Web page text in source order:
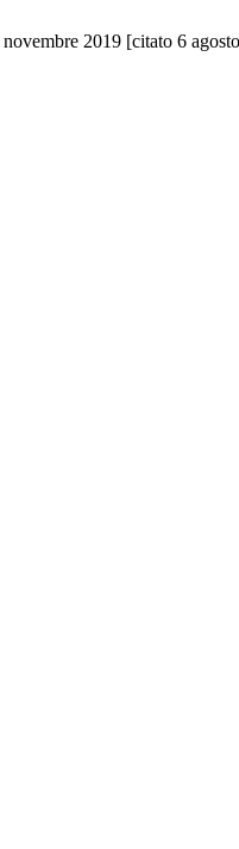
2019 [citato 6